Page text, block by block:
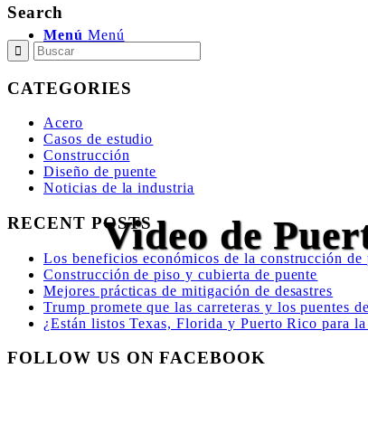
Menú Menú
Video de
Search
CATEGORIES
Acero
Casos de estudio
Construcción
Diseño de puente
Noticias de la industria
RECENT POSTS
Los beneficios económicos de la construcción de
Construcción de piso y cubierta de puente
Mejores prácticas de mitigación de desastres
Trump promete que las carreteras y los puentes
¿Están listos Texas, Florida y Puerto Rico para la
FOLLOW US ON FACEBOOK